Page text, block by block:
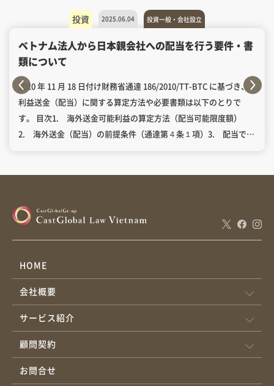
投資 2025.06.04 投資一般・会社設立
ベトナム法人から日本親会社への配当を行う要件・書
類について
2010 年 11 月 18 日付け財務省通達 186/2010/TT-BTC に基づき、
利益送金（配当）に関する算定方法や必要書類は以下のとりで
す。 目次1. 海外送金可能利益の算定方法（配当可能限度額）
2. 海外送金（配当）の前提条件（通達第４条１項）3. 配当でき
申告に基づき、外国投資家が直接投資活動から得た当期利益 – 前
年度から繰り越された未配当利益などその他の利益 – 外国投資家
ムでの生産・事業活動費に充当した金額 (c) 外国投資家個人の必要
経費として使用した金額 外国投資家は、以下の条件をすべて満た
したうえで、会計年度終了後に当該年度の利益を海外に送金でき
ます。 投資先企業が、法令に従いベトナム政府への財務上の義務
（納税等）を完了していること。 当該年度の監査済財務諸表
（Audit Report）および法人税確定申告書を税務当局へ提出済み
であること。 当該年度の監査済財務諸表で損失が計上され、法人
税法上の繰越欠損を控除した後も累積損失が残る場合、その年度
HOME
会社概要
サービス紹介
顧問契約
お問合せ